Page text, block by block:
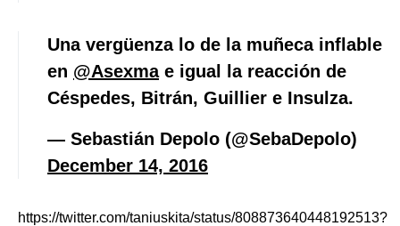
Una vergüenza lo de la muñeca inflable
en @Asexmae igual la reacción de
Céspedes, Bitrán, Guillier e Insulza.
— Sebastián Depolo (@SebaDepolo)
December 14, 2016
https://twitter.com/taniuskita/status/808873640448192513?